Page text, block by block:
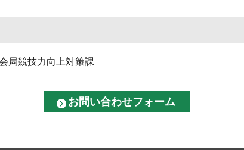
局競技力向上対策課